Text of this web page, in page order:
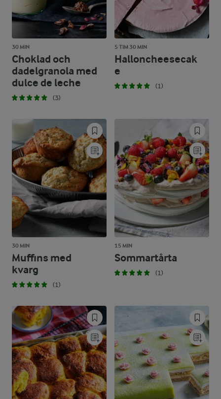
30 MIN
Choklad och
dadelgranola med
dulce de leche
(3)
5 TIM 30 MIN
Halloncheesecak
e
(1)
30 MIN
Muffins med
kvarg
(1)
15 MIN
Sommartårta
(1)